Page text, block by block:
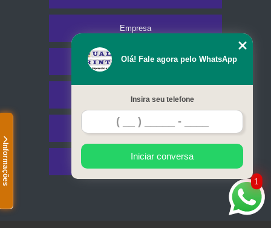
Informações
Empresa
Missão
Serviços
Contato
Mapa do site
1
Olá! Fale agora pelo WhatsApp
Insira seu telefone
Iniciar conversa